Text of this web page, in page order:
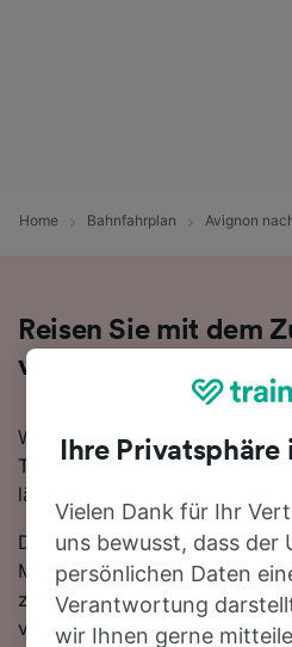
Home Bahnfahrplan Avignon
Reisen Sie mit dem
von Avignon nach Le
Wenn Sie mehr über die Reise
Thor mit dem Zug erfahren
länger!
Die schnellste Reisezeit auf
Minuten, wobei etwa 14 Züge
zwischen den beiden
verfügbaren direkten
Ihre
Vielen Dank für Ihr
uns bewusst, dass der
persönlichen Daten
Verantwortung
wir Ihnen gerne